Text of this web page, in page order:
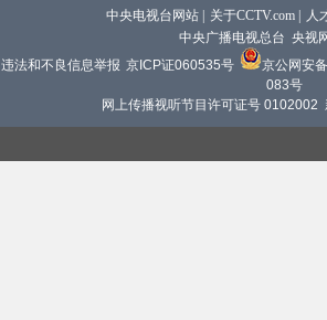
中央电视台网站 关于CCTV.com
人
中央广播电视总台 央视
违法和不良信息举报 京ICP证060535号
京公网安
083号
网上传播视听节目许可证号 0102002